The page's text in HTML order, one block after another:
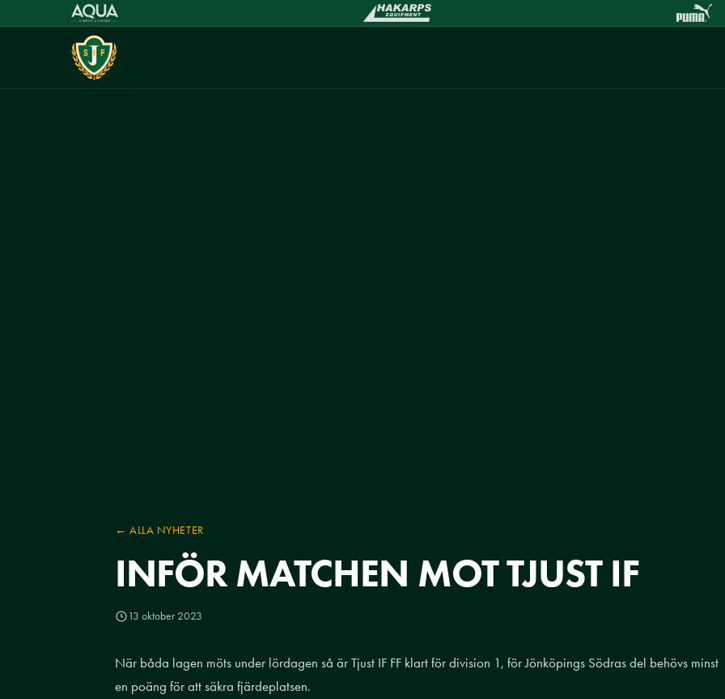
← ALLA NYHETER
INFÖR MATCHEN MOT TJUST IF
13 oktober 2023
När båda lagen möts under lördagen så är Tjust IF FF klart för division 1, för Jönköpings Södras del behövs minst
en poäng för att säkra fjärdeplatsen.